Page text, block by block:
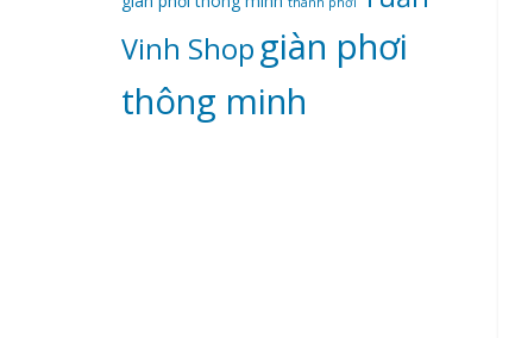
Vinh Shop‌giàn‌ ‌phơi‌
‌thông‌ ‌minh